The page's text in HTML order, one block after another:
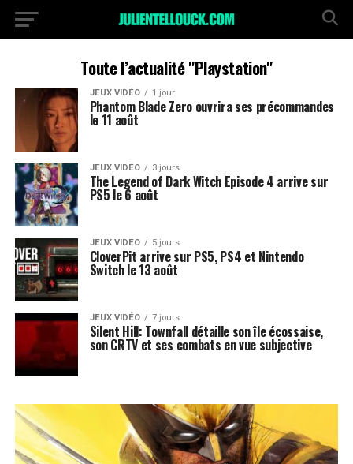
Toute l’actualité "Playstation"
JEUX VIDÉO 1 jour
Phantom Blade Zero ouvrira ses précommandes
le 11 août
JEUX VIDÉO 3 jours
The Legend of Dark Witch Episode 4 arrive sur
PS5 le 6 août
JEUX VIDÉO 5 jours
CloverPit arrive sur PS5, PS4 et Nintendo
Switch le 13 août
JEUX VIDÉO 7 jours
Silent Hill: Townfall détaille son île écossaise,
son CRTV et ses combats en vue subjective